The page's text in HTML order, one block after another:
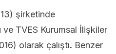
şirketinde
ve TVES Kurumsal İlişkiler
olarak çalıştı. Benzer